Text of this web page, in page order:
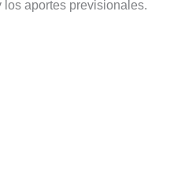
los aportes previsionales.